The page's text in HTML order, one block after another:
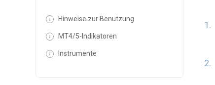
Hinweise zur Benutzung
MT4/5-Indikatoren
Instrumente